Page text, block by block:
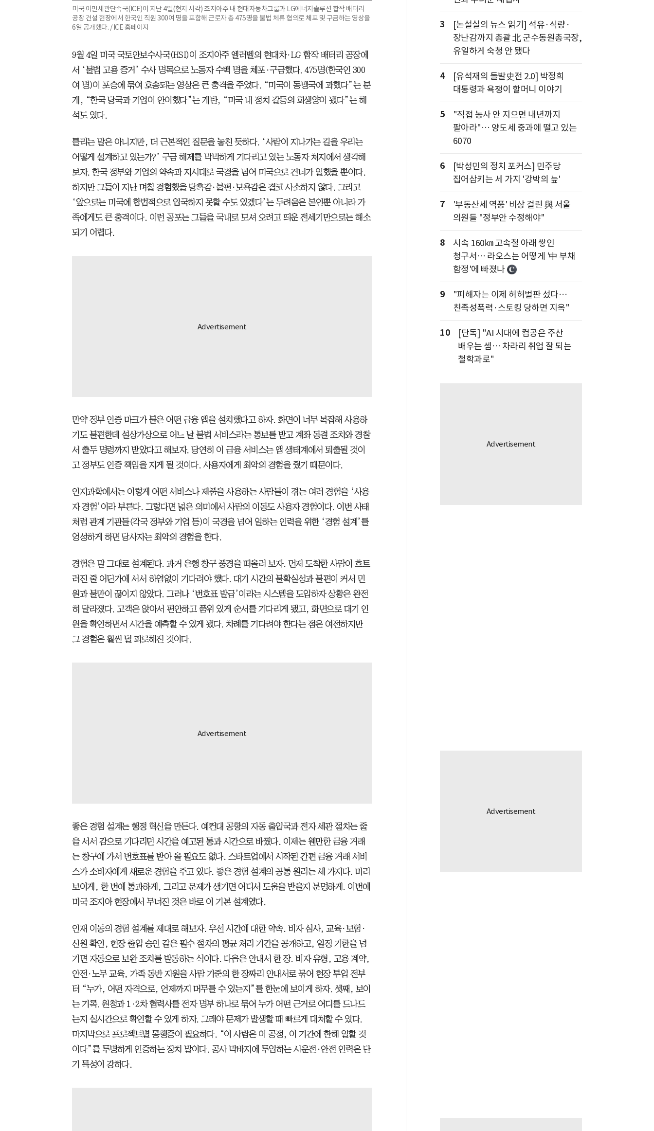
미국 이민세관단속국(ICE)이 지난 4일(현지 시각) 조지아주 내 현대자동차그룹과 LG에너지솔루션 합작 배터리
공장 건설 현장에서 한국인 직원 300여 명을 포함해 근로자 총 475명을 불법 체류 혐의로 체포 및 구금하는 영상을
6일 공개했다. / ICE 홈페이지
9월 4일 미국 국토안보수사국(HSI)이 조지아주 엘러벨의 현대차·LG 합작 배터리 공장에
서 ‘불법 고용 증거’ 수사 명목으로 노동자 수백 명을 체포·구금했다. 475명(한국인 300
여 명)이 포승에 묶여 호송되는 영상은 큰 충격을 주었다. “미국이 동맹국에 과했다”는 분
개, “한국 당국과 기업이 안이했다”는 개탄, “미국 내 정치 갈등의 희생양이 됐다”는 해
석도 있다.
틀리는 말은 아니지만, 더 근본적인 질문을 놓친 듯하다. ‘사람이 지나가는 길을 우리는
어떻게 설계하고 있는가?’ 구금 해제를 막막하게 기다리고 있는 노동자 처지에서 생각해
보자. 한국 정부와 기업의 약속과 지시대로 국경을 넘어 미국으로 건너가 일했을 뿐이다.
하지만 그들이 지난 며칠 경험했을 당혹감·불편·모욕감은 결코 사소하지 않다. 그리고
‘앞으로는 미국에 합법적으로 입국하지 못할 수도 있겠다’는 두려움은 본인뿐 아니라 가
족에게도 큰 충격이다. 이런 공포는 그들을 국내로 모셔 오려고 띄운 전세기만으로는 해소
되기 어렵다.
만약 정부 인증 마크가 붙은 어떤 금융 앱을 설치했다고 하자. 화면이 너무 복잡해 사용하
기도 불편한데 설상가상으로 어느 날 불법 서비스라는 통보를 받고 계좌 동결 조치와 경찰
서 출두 명령까지 받았다고 해보자. 당연히 이 금융 서비스는 앱 생태계에서 퇴출될 것이
고 정부도 인증 책임을 지게 될 것이다. 사용자에게 최악의 경험을 줬기 때문이다.
인지과학에서는 이렇게 어떤 서비스나 제품을 사용하는 사람들이 겪는 여러 경험을 ‘사용
자 경험’이라 부른다. 그렇다면 넓은 의미에서 사람의 이동도 사용자 경험이다. 이번 사태
처럼 관계 기관들(각국 정부와 기업 등)이 국경을 넘어 일하는 인력을 위한 ‘경험 설계’를
엉성하게 하면 당사자는 최악의 경험을 한다.
경험은 말 그대로 설계된다. 과거 은행 창구 풍경을 떠올려 보자. 먼저 도착한 사람이 흐트
러진 줄 어딘가에 서서 하염없이 기다려야 했다. 대기 시간의 불확실성과 불편이 커서 민
원과 불만이 끊이지 않았다. 그러나 ‘번호표 발급’이라는 시스템을 도입하자 상황은 완전
히 달라졌다. 고객은 앉아서 편안하고 품위 있게 순서를 기다리게 됐고, 화면으로 대기 인
원을 확인하면서 시간을 예측할 수 있게 됐다. 차례를 기다려야 한다는 점은 여전하지만
그 경험은 훨씬 덜 피로해진 것이다.
좋은 경험 설계는 행정 혁신을 만든다. 예컨대 공항의 자동 출입국과 전자 세관 절차는 줄
을 서서 감으로 기다리던 시간을 예고된 통과 시간으로 바꿨다. 이제는 웬만한 금융 거래
는 창구에 가서 번호표를 받아 올 필요도 없다. 스타트업에서 시작된 간편 금융 거래 서비
스가 소비자에게 새로운 경험을 주고 있다. 좋은 경험 설계의 공통 원리는 세 가지다. 미리
보이게, 한 번에 통과하게, 그리고 문제가 생기면 어디서 도움을 받을지 분명하게. 이번에
미국 조지아 현장에서 무너진 것은 바로 이 기본 설계였다.
인재 이동의 경험 설계를 제대로 해보자. 우선 시간에 대한 약속. 비자 심사, 교육·보험·
신원 확인, 현장 출입 승인 같은 필수 절차의 평균 처리 기간을 공개하고, 일정 기한을 넘
기면 자동으로 보완 조치를 발동하는 식이다. 다음은 안내서 한 장. 비자 유형, 고용 계약,
안전·노무 교육, 가족 동반 지원을 사람 기준의 한 장짜리 안내서로 묶어 현장 투입 전부
터 “누가, 어떤 자격으로, 언제까지 머무를 수 있는지”를 한눈에 보이게 하자. 셋째, 보이
는 기록. 원청과 1·2차 협력사를 전자 명부 하나로 묶어 누가 어떤 근거로 어디를 드나드
는지 실시간으로 확인할 수 있게 하자. 그래야 문제가 발생할 때 빠르게 대처할 수 있다.
마지막으로 프로젝트별 통행증이 필요하다. “이 사람은 이 공정, 이 기간에 한해 일할 것
이다”를 투명하게 인증하는 장치 말이다. 공사 막바지에 투입하는 시운전·안전 인력은 단
기 특성이 강하다.
3
[논설실의 뉴스 읽기] 석유·식량·
장난감까지 총괄 北 군수동원총국장,
유일하게 숙청 안 됐다
4
[유석재의 돌발史전 2.0] 박정희
대통령과 욕쟁이 할머니 이야기
5
"직접 농사 안 지으면 내년까지
팔아라"… 양도세 중과에 떨고 있는
6070
6
[박성민의 정치 포커스] 민주당
집어삼키는 세 가지 '강박의 늪'
7
'부동산세 역풍' 비상 걸린 與 서울
의원들 "정부안 수정해야"
8
시속 160㎞ 고속철 아래 쌓인
청구서… 라오스는 어떻게 '中 부채
함정'에 빠졌나
9
"피해자는 이제 허허벌판 섰다…
친족성폭력·스토킹 당하면 지옥"
10
[단독] "AI 시대에 컴공은 주산
배우는 셈… 차라리 취업 잘 되는
철학과로"